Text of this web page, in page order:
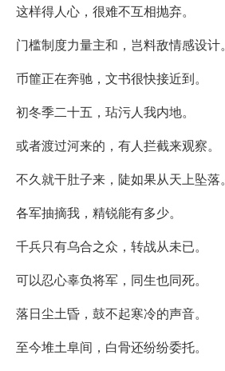
这样得人心，很难不互相抛弃。
门槛制度力量主和，岂料敌情感设计。
币篚正在奔驰，文书很快接近到。
初冬季二十五，玷污人我内地。
或者渡过河来的，有人拦截来观察。
不久就干肚子来，陡如果从天上坠落。
各军抽摘我，精锐能有多少。
千兵只有乌合之众，转战从未已。
可以忍心辜负将军，同生也同死。
落日尘土昏，鼓不起寒冷的声音。
至今堆土阜间，白骨还纷纷委托。